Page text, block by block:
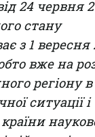
24 червня
стану
з 1 вересня
вже на
регіону в
ситуації і
країни